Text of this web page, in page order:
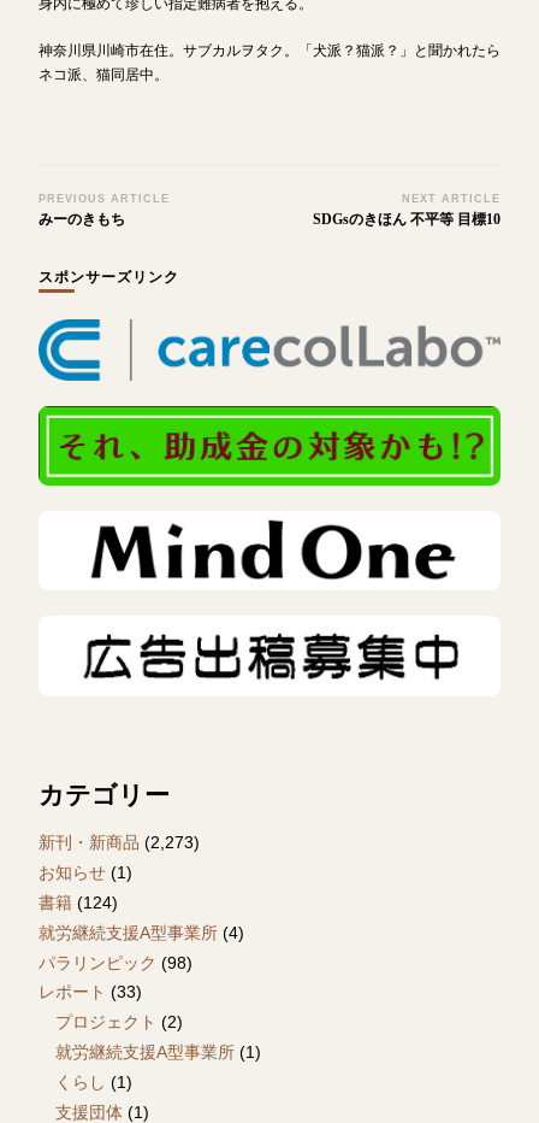
身内に極めて珍しい指定難病者を抱える。
神奈川県川崎市在住。サブカルヲタク。「犬派？猫派？」と聞かれたら
ネコ派、猫同居中。
Post
Navigation
PREVIOUS ARTICLE
みーのきもち
NEXT ARTICLE
SDGsのきほん 不平等 目標10
スポンサーズリンク
カテゴリー
新刊・新商品 (2,273)
お知らせ (1)
書籍 (124)
就労継続支援A型事業所 (4)
パラリンピック (98)
レポート (33)
プロジェクト (2)
就労継続支援A型事業所 (1)
くらし (1)
支援団体 (1)